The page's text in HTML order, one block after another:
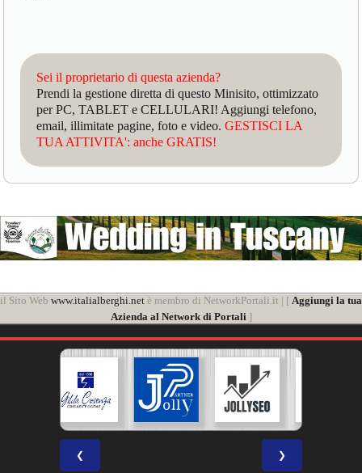
Sei il proprietario di questa azienda?
Prendi la gestione diretta di questo Minisito, ottimizzato
per PC, TABLET e CELLULARI! Aggiungi telefono,
email, illimitate pagine, foto e video.GESTISCI LA
TUA ATTIVITA': anche GRATIS!
il Sito Web www.italialberghi.net è membro di NetworkPortali.it | [ Aggiungi la tua
Azienda al Network di Portali]
❮ ❯